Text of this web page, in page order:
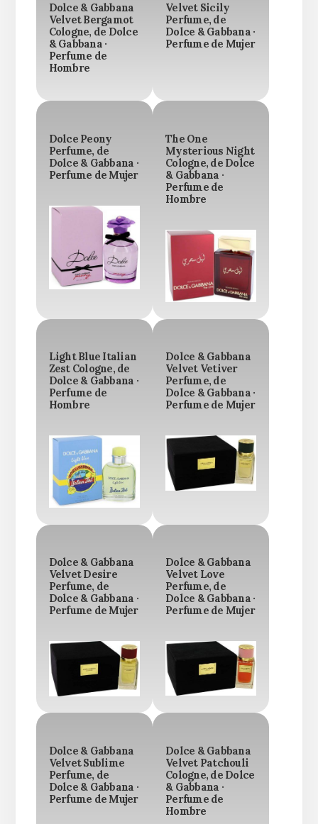
Dolce & Gabbana
Velvet Bergamot
Cologne, de Dolce
& Gabbana ·
Perfume de
Hombre
Velvet Sicily
Perfume, de
Dolce & Gabbana ·
Perfume de Mujer
Dolce Peony
Perfume, de
Dolce & Gabbana ·
Perfume de Mujer
The One
Mysterious Night
Cologne, de Dolce
& Gabbana ·
Perfume de
Hombre
Light Blue Italian
Zest Cologne, de
Dolce & Gabbana ·
Perfume de
Hombre
Dolce & Gabbana
Velvet Vetiver
Perfume, de
Dolce & Gabbana ·
Perfume de Mujer
Dolce & Gabbana
Velvet Desire
Perfume, de
Dolce & Gabbana ·
Perfume de Mujer
Dolce & Gabbana
Velvet Love
Perfume, de
Dolce & Gabbana ·
Perfume de Mujer
Dolce & Gabbana
Velvet Sublime
Perfume, de
Dolce & Gabbana ·
Perfume de Mujer
Dolce & Gabbana
Velvet Patchouli
Cologne, de Dolce
& Gabbana ·
Perfume de
Hombre